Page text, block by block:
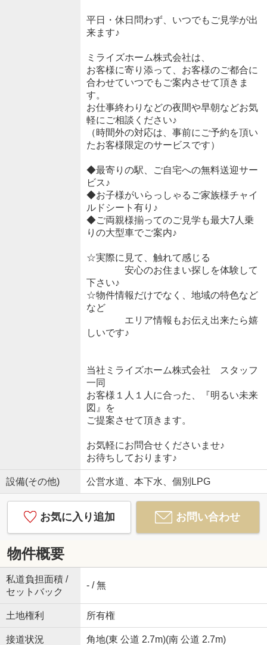
平日・休日問わず、いつでもご見学が出
来ます♪
ミライズホーム株式会社は、
お客様に寄り添って、お客様のご都合に
合わせていつでもご案内させて頂きま
す。
お仕事終わりなどの夜間や早朝などお気
軽にご相談ください♪
（時間外の対応は、事前にご予約を頂い
たお客様限定のサービスです）
◆最寄りの駅、ご自宅への無料送迎サー
ビス♪
◆お子様がいらっしゃるご家族様チャイ
ルドシート有り♪
◆ご両親様揃ってのご見学も最大7人乗
りの大型車でご案内♪
☆実際に見て、触れて感じる
安心のお住まい探しを体験して
下さい♪
☆物件情報だけでなく、地域の特色など
など
エリア情報もお伝え出来たら嬉
しいです♪
当社ミライズホーム株式会社 スタッフ
一同
お客様１人１人に合った、『明るい未来
図』を
ご提案させて頂きます。
お気軽にお問合せくださいませ♪
お待ちしております♪
設備(その他) 公営水道、本下水、個別LPG
お気に入り追加 お問い合わせ
物件概要
私道負担面積 /
セットバック
- / 無
土地権利 所有権
接道状況 角地(東 公道 2.7m)(南 公道 2.7m)